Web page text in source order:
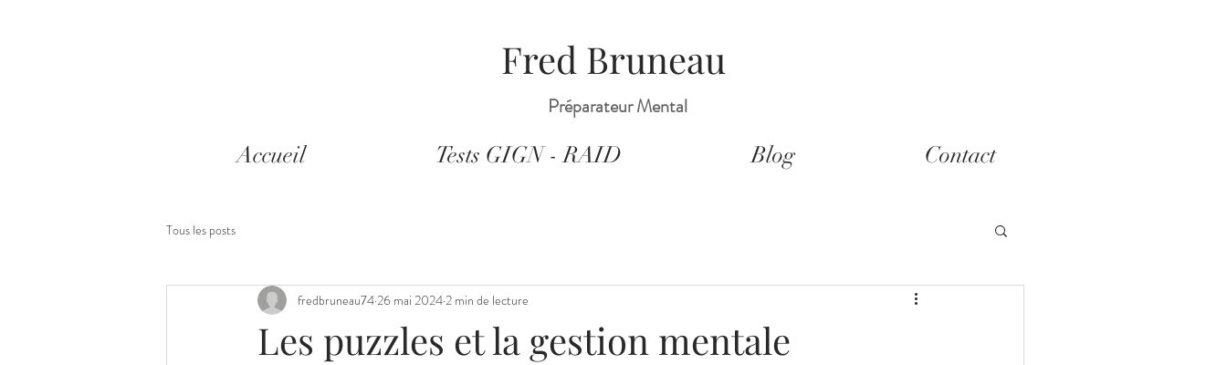
Fred Bruneau
Préparateur Mental
Accueil Tests GIGN - RAID Blog Contact
Tous les posts
Les puzzles et la gestion mentale
fredbruneau74 26 mai 2024 2 min de lecture